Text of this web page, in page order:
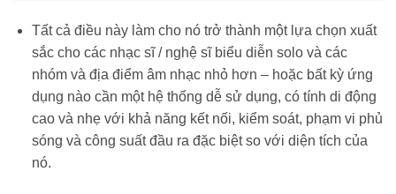
Tất cả điều này làm cho nó trở thành một lựa chọn xuất
sắc cho các nhạc sĩ / nghệ sĩ biểu diễn solo và các
nhóm và địa điểm âm nhạc nhỏ hơn – hoặc bất kỳ ứng
dụng nào cần một hệ thống dễ sử dụng, có tính di động
cao và nhẹ với khả năng kết nối, kiểm soát, phạm vi phủ
sóng và công suất đầu ra đặc biệt so với diện tích của
nó.